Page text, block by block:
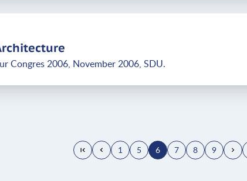
Congres 2006, November 2006, SDU.
1 5 6 7 8 9